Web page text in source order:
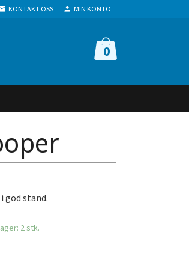
KONTAKT OSS MIN KONTO
0
god stand.
2 stk.